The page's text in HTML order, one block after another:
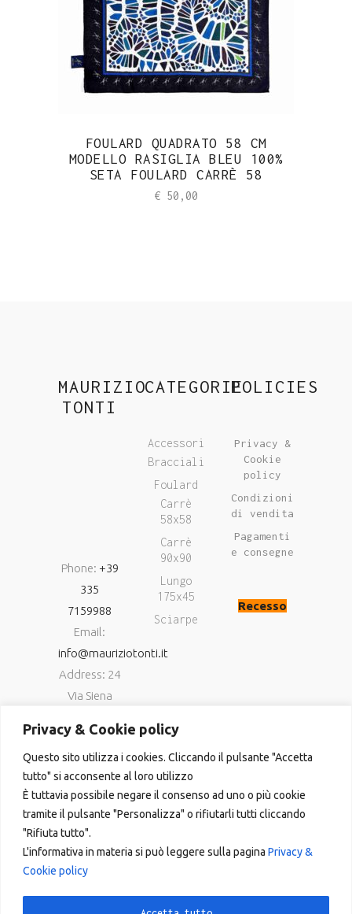
Privacy & Cookie policy
Questo sito utilizza i cookies. Cliccando il pulsante "Accetta
tutto" si acconsente al loro utilizzo
È tuttavia possibile negare il consenso ad uno o più cookie
tramite il pulsante "Personalizza" o rifiutarli tutti cliccando
"Rifiuta tutto".
L'informativa in materia si può leggere sulla pagina Privacy &
Cookie policy
FOULARD QUADRATO 58 CM
MODELLO RASIGLIA BLEU 100%
SETA FOULARD CARRÈ 58
€ 50,00
MAURIZIO
TONTI
Phone: +39
335
7159988
Email:
info@mauriziotonti.it
Address: 24
Via Siena
Foligno (Pg)
P.IVA
03800870549
CATEGORIE
Accessori
Bracciali
Foulard
Carrè
58x58
Carrè
90x90
Lungo
175x45
Sciarpe
POLICIES
Privacy &
Cookie
policy
Condizioni
di vendita
Pagamenti
e consegne
Recesso
Copyright © 2023